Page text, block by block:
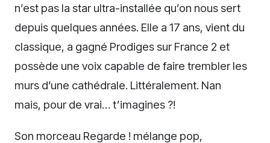
n’est pas la star ultra-installée qu’on nous sert
depuis quelques années. Elle a 17 ans, vient du
classique, a gagné Prodiges sur France 2 et
possède une voix capable de faire trembler les
murs d’une cathédrale. Littéralement. Nan
mais, pour de vrai… t’imagines ?!
Son morceau Regarde ! mélange pop,